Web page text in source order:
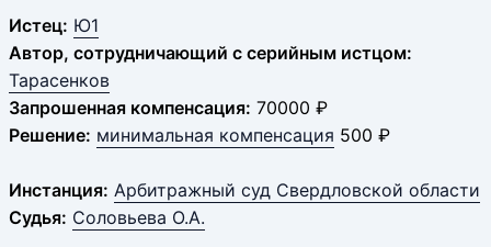
Истец: Ю1
Автор, сотрудничающий с серийным истцом:
Тарасенков
Запрошенная компенсация: 70000 ₽
Решение: минимальная компенсация 500 ₽
Инстанция: Арбитражный суд Свердловской области
Судья: Соловьева О.А.